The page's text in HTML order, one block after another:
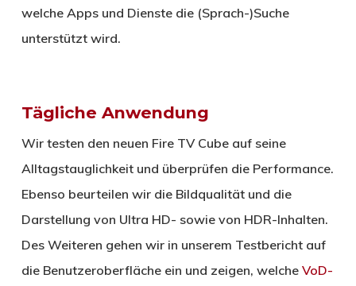
welche Apps und Dienste die (Sprach-)Suche
unterstützt wird.
Tägliche Anwendung
Wir testen den neuen Fire TV Cube auf seine
Alltagstauglichkeit und überprüfen die Performance.
Ebenso beurteilen wir die Bildqualität und die
Darstellung von Ultra HD- sowie von HDR-Inhalten.
Des Weiteren gehen wir in unserem Testbericht auf
die Benutzeroberfläche ein und zeigen, welche VoD-